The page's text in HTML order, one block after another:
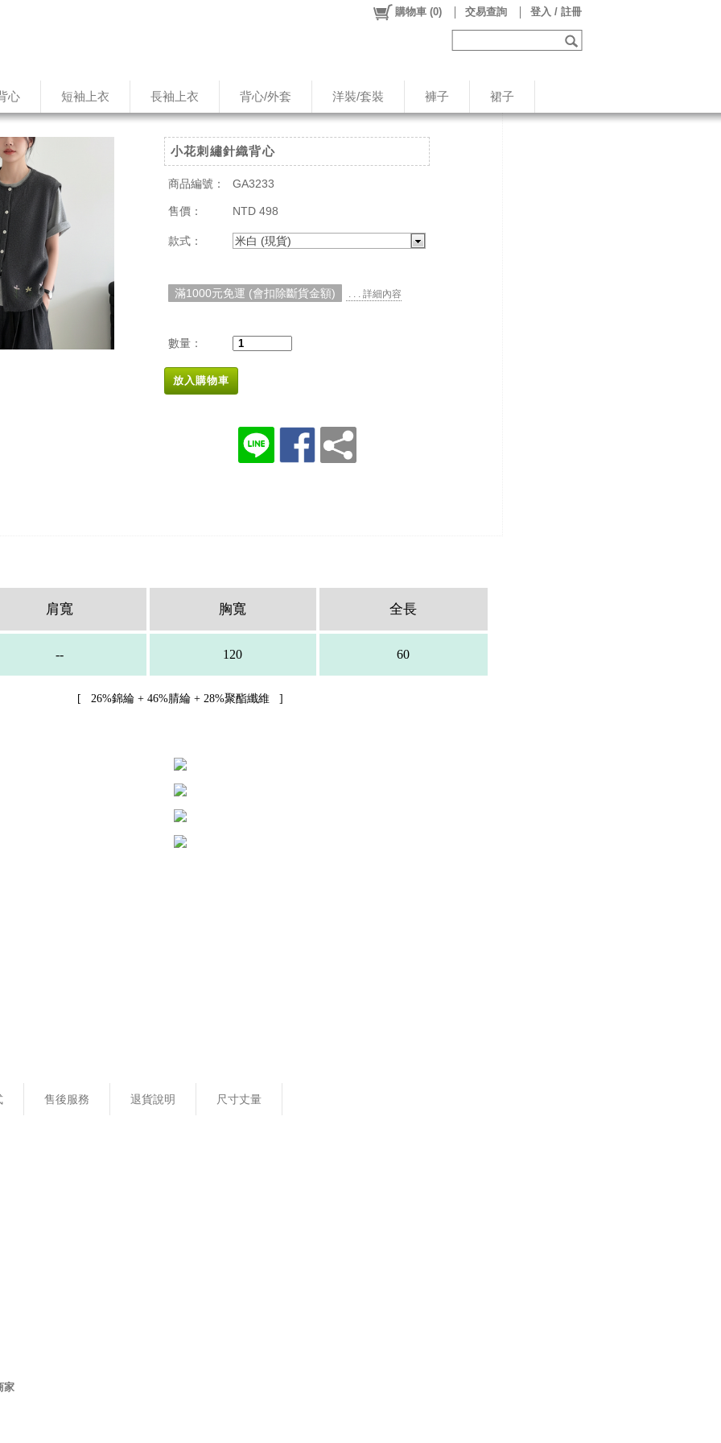
心 短袖上衣 長袖上衣 背心/外套 洋裝/套裝 褲子 裙子
購物車 (0) 交易查詢 登入 / 註冊
小花刺繡針織背心
商品編號： GA3233
售價： NTD 498
款式： 米白 (現貨)
滿1000元免運 (會扣除斷貨金額) . . . 詳細內容
數量：
放入購物車
售後服務 退貨說明 尺寸丈量
家